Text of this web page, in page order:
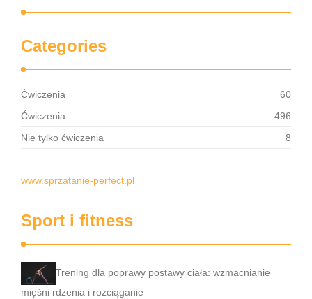
Categories
Ćwiczenia
60
Ćwiczenia
496
Nie tylko ćwiczenia
8
www.sprzatanie-perfect.pl
Sport i fitness
Trening dla poprawy postawy ciała: wzmacnianie
mięśni rdzenia i rozciąganie